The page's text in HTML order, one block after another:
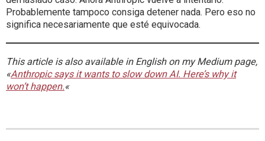
Probablemente tampoco consiga detener nada. Pero eso no
significa necesariamente que esté equivocada.
This article is also available in English on my Medium page,
«Anthropic says it wants to slow down AI. Here’s why it
won’t happen.«